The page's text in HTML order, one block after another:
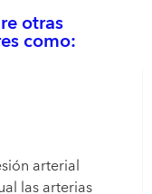
otras
como:
arterial
las arterias